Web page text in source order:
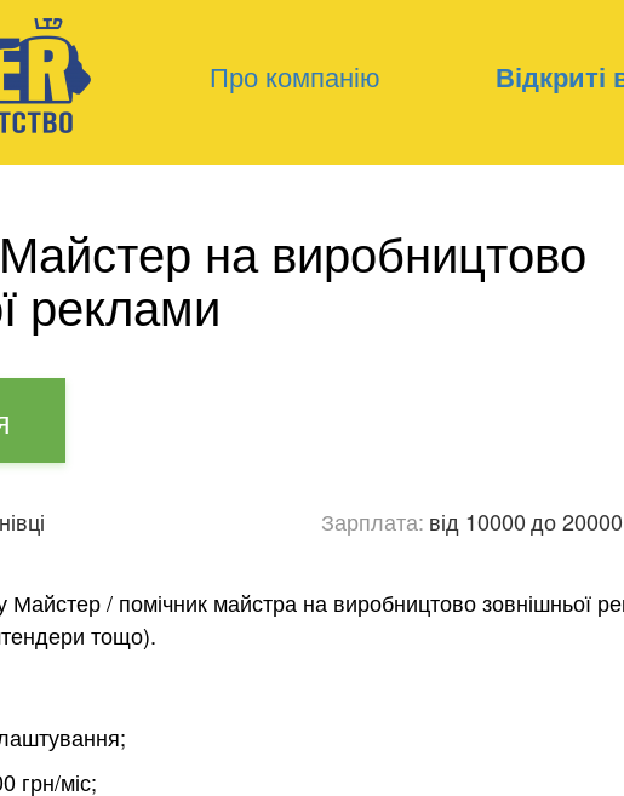
Про компанію Відкриті
на виробництово
реклами
Зарплата: від 10000до 20000
/ помічник майстра на виробництово зовнішньої
тощо).
грн/міс;